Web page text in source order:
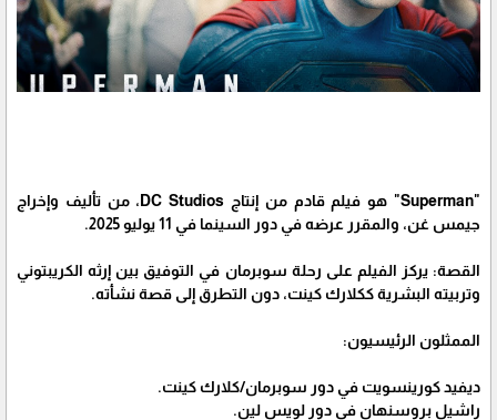
"Superman" هو فيلم قادم من إنتاج DC Studios، من تأليف وإخراج
جيمس غن، والمقرر عرضه في دور السينما في 11 يوليو 2025.
القصة: يركز الفيلم على رحلة سوبرمان في التوفيق بين إرثه الكريبتوني
وتربيته البشرية ككلارك كينت، دون التطرق إلى قصة نشأته.
الممثلون الرئيسيون:
ديفيد كورينسويت في دور سوبرمان/كلارك كينت.
راشيل بروسنهان في دور لويس لين.